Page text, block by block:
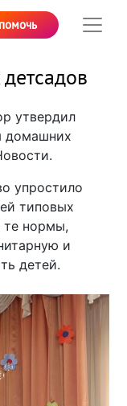
утвердил
домашних
упростило
типовых
нормы,
и
детей.